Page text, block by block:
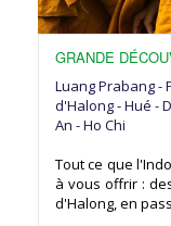
GRANDE
Luang Prabang -
d'Halong - Hué -
An - Ho Chi
Tout ce que
à vous offrir :
d'Halong, en